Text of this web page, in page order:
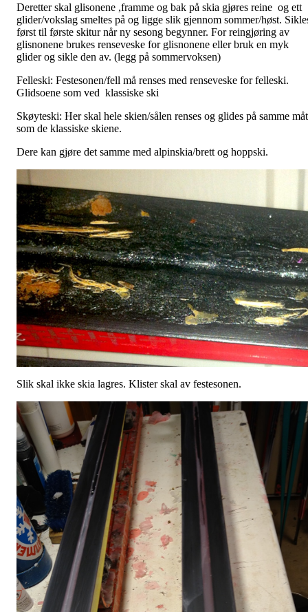
Deretter skal glisonene ,framme og bak på skia gjøres reine og ett
glider/vokslag smeltes på og ligge slik gjennom sommer/høst.
først til første skitur når ny sesong begynner. For reingjøring av
glisnonene brukes renseveske for glisnonene eller bruk en myk
glider og sikle den av. (legg på sommervoksen)
Felleski: Festesonen/fell må renses med renseveske for felleski.
Glidsoene som ved klassiske ski
Skøyteski: Her skal hele skien/sålen renses og glides på samme
som de klassiske skiene.
Dere kan gjøre det samme med alpinskia/brett og hoppski.
Slik skal ikke skia lagres. Klister skal av festesonen.